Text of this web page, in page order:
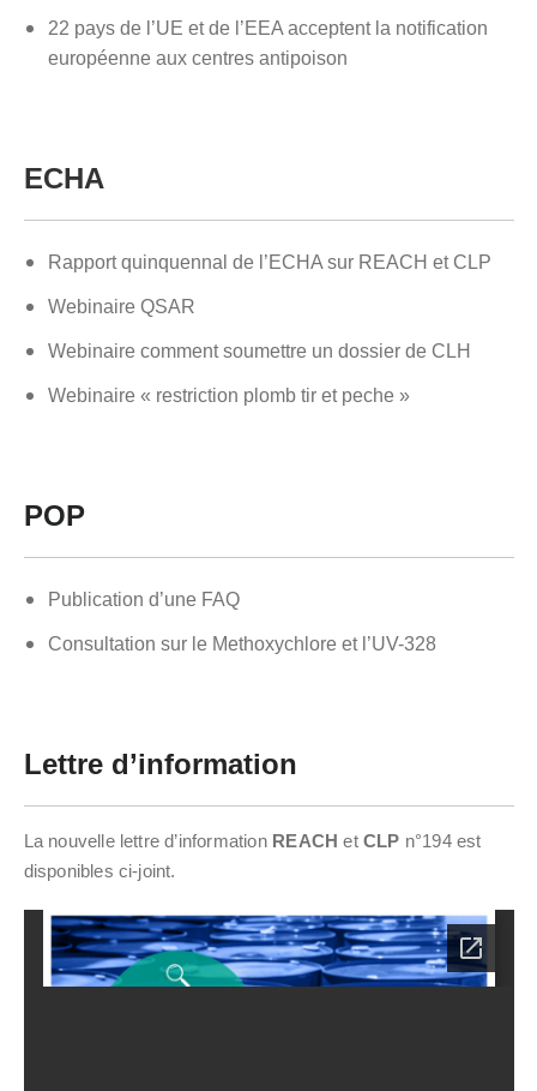
22 pays de l’UE et de l’EEA acceptent la notification
européenne aux centres antipoison
ECHA
Rapport quinquennal de l’ECHA sur REACH et CLP
Webinaire QSAR
Webinaire comment soumettre un dossier de CLH
Webinaire « restriction plomb tir et peche »
POP
Publication d’une FAQ
Consultation sur le Methoxychlore et l’UV-328
Lettre d’information
La nouvelle lettre d’information REACH et CLP n°194 est
disponibles ci-joint.